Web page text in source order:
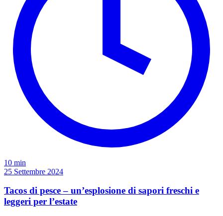
10 min
25 Settembre 2024
Tacos di pesce – un’esplosione di sapori freschi e
leggeri per l’estate